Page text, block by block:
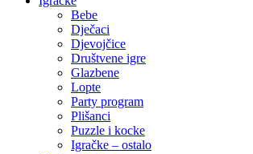
Bebe
Dječaci
Djevojčice
Društvene igre
Glazbene
Lopte
Party program
Plišanci
Puzzle i kocke
Igračke – ostalo